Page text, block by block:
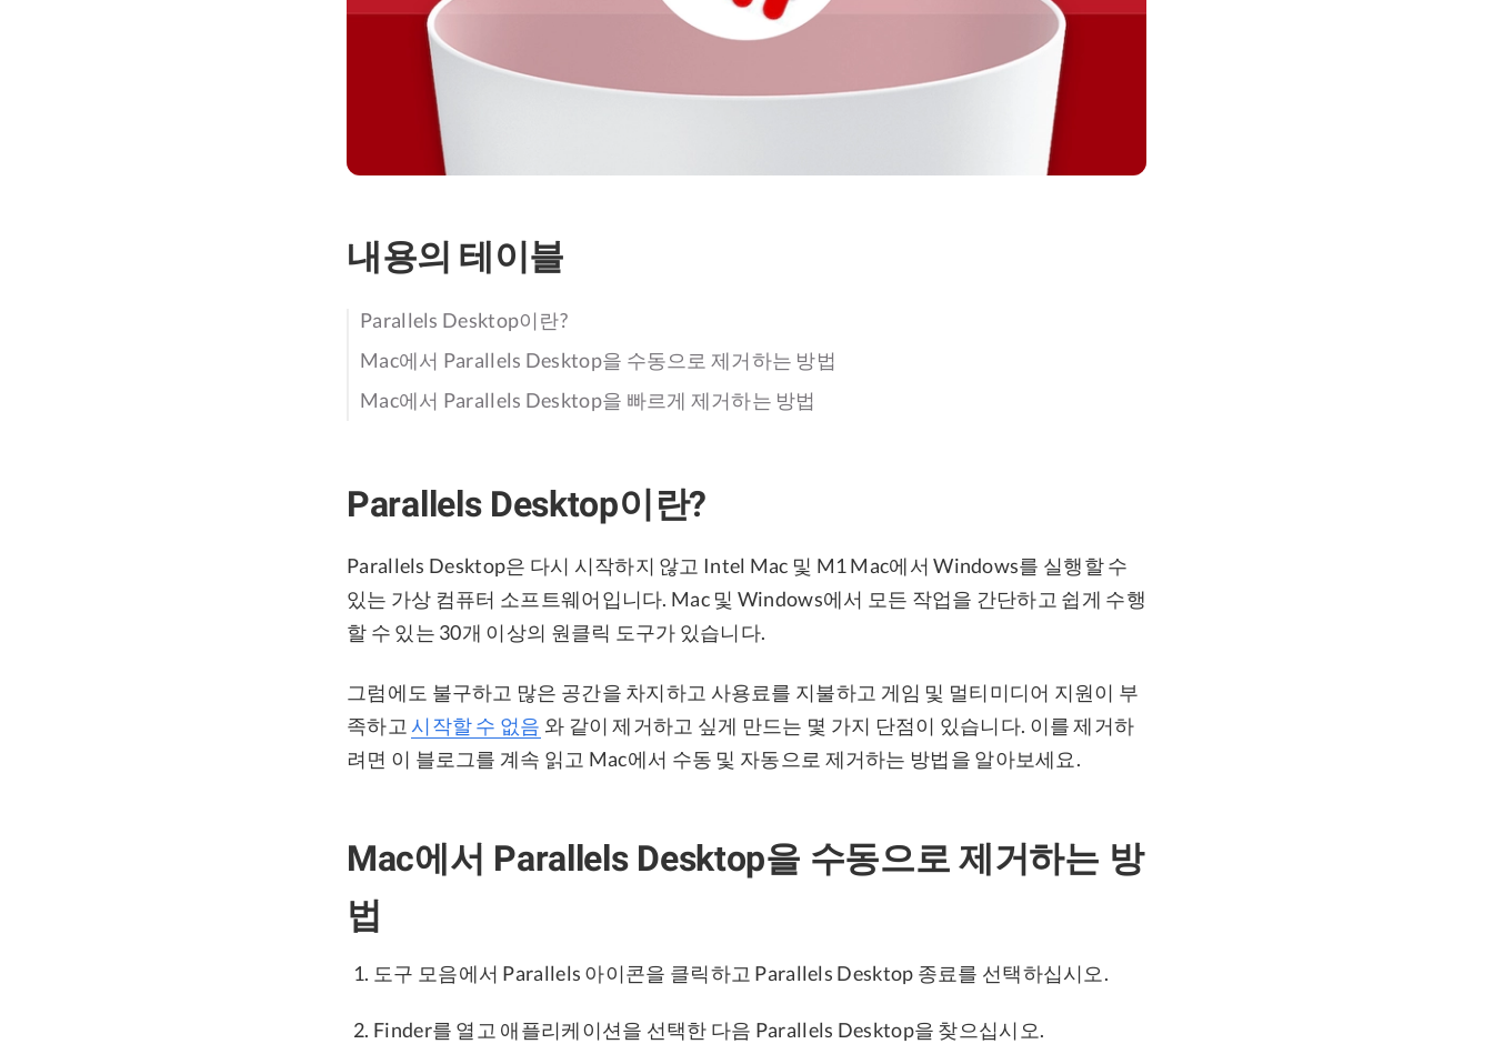
내용의 테이블
Parallels Desktop이란?
Mac에서 Parallels Desktop을 수동으로 제거하는 방법
Mac에서 Parallels Desktop을 빠르게 제거하는 방법
Parallels Desktop이란?
Parallels Desktop은 다시 시작하지 않고 Intel Mac 및 M1 Mac에서 Windows를 실행할 수
있는 가상 컴퓨터 소프트웨어입니다. Mac 및 Windows에서 모든 작업을 간단하고 쉽게 수행
할 수 있는 30개 이상의 원클릭 도구가 있습니다.
그럼에도 불구하고 많은 공간을 차지하고 사용료를 지불하고 게임 및 멀티미디어 지원이 부
족하고시작할 수 없음 와 같이 제거하고 싶게 만드는 몇 가지 단점이 있습니다. 이를 제거하
려면 이 블로그를 계속 읽고 Mac에서 수동 및 자동으로 제거하는 방법을 알아보세요.
Mac에서 Parallels Desktop을 수동으로 제거하는 방
법
도구 모음에서 Parallels 아이콘을 클릭하고 Parallels Desktop 종료를 선택하십시오.
Finder를 열고 애플리케이션을 선택한 다음 Parallels Desktop을 찾으십시오.